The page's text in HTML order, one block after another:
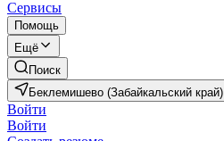
Сервисы
Помощь
Ещё
Поиск
Беклемишево (Забайкальский край)
Войти
Войти